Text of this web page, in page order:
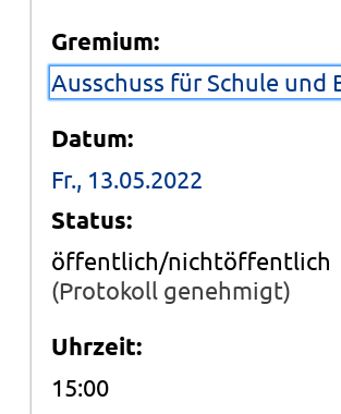
Gremium:
Ausschuss für Schule und
Datum:
Fr., 13.05.2022
Status:
öffentlich/nichtöffentlich
(Protokoll genehmigt)
Uhrzeit:
15:00